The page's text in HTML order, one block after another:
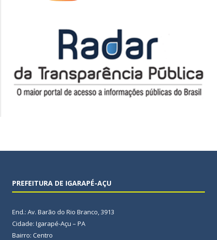
PREFEITURA DE IGARAPÉ-AÇU
End.: Av. Barão do Rio Branco, 3913
Cidade: Igarapé-Açu – PA
Bairro: Centro